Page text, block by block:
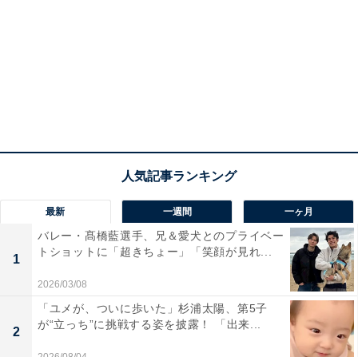
最新 一週間 一ヶ月
1
バレー・髙橋藍選手、兄＆愛犬とのプライベー
トショットに「超きちょー」「笑顔が見れ...
2026/03/08
2
「ユメが、ついに歩いた」杉浦太陽、第5子
が“立っち”に挑戦する姿を披露！ 「出来...